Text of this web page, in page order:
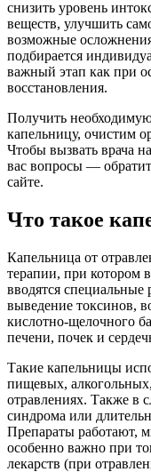
снизить уровень
веществ, улучшить
возможные
подбирается
важный этап как при
восстановления.
Получить
капельницу, очистим
Чтобы вызвать врача
вас вопросы —
сайте.
Что такое
Капельница от
терапии, при котором
вводятся
выведение токсинов,
кислотно-щелочного
печени, почек и
Такие капельницы
пищевых,
отравлениях. Также в
синдрома или
Препараты работают,
особенно важно при
лекарств (при